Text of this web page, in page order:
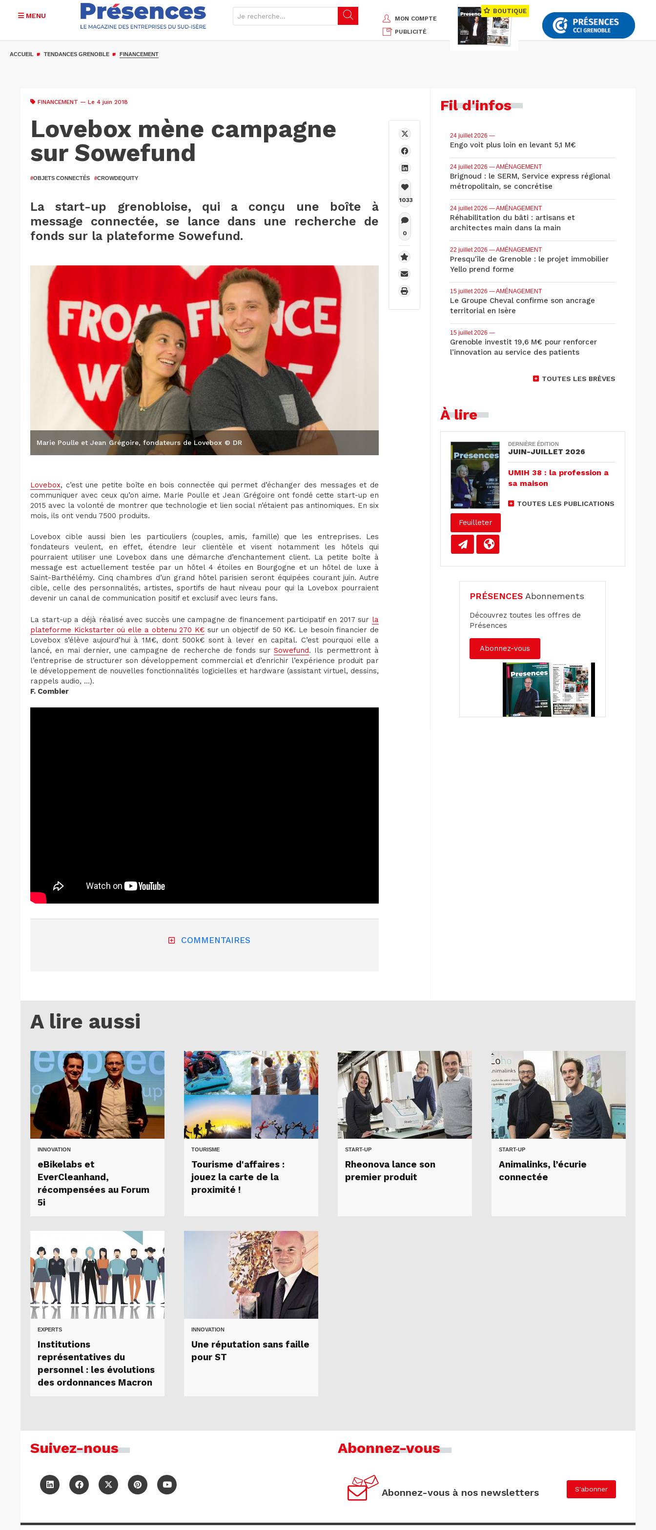
MENU
MON COMPTE
PUBLICITÉ
BOUTIQUE
ACCUEIL TENDANCES GRENOBLE FINANCEMENT
FINANCEMENT — Le 4 juin 2018
Lovebox mène campagne
sur Sowefund
#OBJETS CONNECTÉS #CROWDEQUITY
La start-up grenobloise, qui a conçu une boîte à
message connectée, se lance dans une recherche de
fonds sur la plateforme Sowefund.
Marie Poulle et Jean Grégoire, fondateurs de Lovebox © DR
Lovebox, c’est une petite boîte en bois connectée qui permet d’échanger des messages et de
communiquer avec ceux qu’on aime. Marie Poulle et Jean Grégoire ont fondé cette start-up en
2015 avec la volonté de montrer que technologie et lien social n’étaient pas antinomiques. En six
mois, ils ont vendu 7500 produits.
Lovebox cible aussi bien les particuliers (couples, amis, famille) que les entreprises. Les
fondateurs veulent, en effet, étendre leur clientèle et visent notamment les hôtels qui
pourraient utiliser une Lovebox dans une démarche d’enchantement client. La petite boîte à
message est actuellement testée par un hôtel 4 étoiles en Bourgogne et un hôtel de luxe à
Saint-Barthélémy. Cinq chambres d’un grand hôtel parisien seront équipées courant juin. Autre
cible, celle des personnalités, artistes, sportifs de haut niveau pour qui la Lovebox pourraient
devenir un canal de communication positif et exclusif avec leurs fans.
La start-up a déjà réalisé avec succès une campagne de financement participatif en 2017 sur la
plateforme Kickstarter où elle a obtenu 270 K€sur un objectif de 50 K€. Le besoin financier de
Lovebox s’élève aujourd’hui à 1M€, dont 500k€ sont à lever en capital. C’est pourquoi elle a
lancé, en mai dernier, une campagne de recherche de fonds sur Sowefund. Ils permettront à
l’entreprise de structurer son développement commercial et d’enrichir l’expérience produit par
le développement de nouvelles fonctionnalités logicielles et hardware (assistant virtuel, dessins,
rappels audio, …).
F. Combier
COMMENTAIRES
1033
0
Fil d'infos
24 juillet 2026 —
Engo voit plus loin en levant 5,1 M€
24 juillet 2026 — AMÉNAGEMENT
Brignoud : le SERM, Service express régional
métropolitain, se concrétise
24 juillet 2026 — AMÉNAGEMENT
Réhabilitation du bâti : artisans et
architectes main dans la main
22 juillet 2026 — AMÉNAGEMENT
Presqu'île de Grenoble : le projet immobilier
Yello prend forme
15 juillet 2026 — AMÉNAGEMENT
Le Groupe Cheval confirme son ancrage
territorial en Isère
15 juillet 2026 —
Grenoble investit 19,6 M€ pour renforcer
l’innovation au service des patients
TOUTES LES BRÈVES
À lire
Feuilleter
DERNIÈRE ÉDITION
JUIN-JUILLET 2026
UMIH 38 : la profession a
sa maison
TOUTES LES PUBLICATIONS
PRÉSENCES Abonnements
Découvrez toutes les offres de
Présences
Abonnez-vous
A lire aussi
INNOVATION
eBikelabs et
EverCleanhand,
récompensées au Forum
5i
TOURISME
Tourisme d'affaires :
jouez la carte de la
proximité !
START-UP
Rheonova lance son
premier produit
START-UP
Animalinks, l’écurie
connectée
EXPERTS
Institutions
représentatives du
personnel : les évolutions
des ordonnances Macron
INNOVATION
Une réputation sans faille
pour ST
Suivez-nous Abonnez-vous
Abonnez-vous à nos newsletters S'abonner